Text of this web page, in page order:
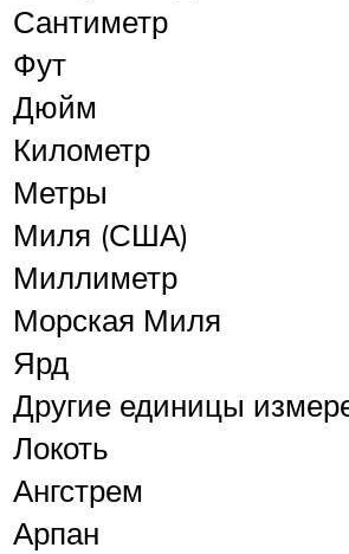
Сантиметр
Фут
Дюйм
Километр
Метры
Миля (США)
Миллиметр
Морская Миля
Ярд
Другие единицы
Локоть
Ангстрем
Арпан